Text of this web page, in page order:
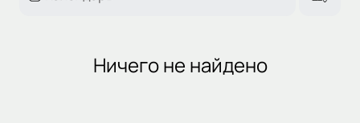
Ничего не найдено